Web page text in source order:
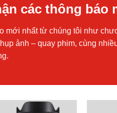
các thông báo
mới nhất từ chúng tôi như
ảnh – quay phim, cùng